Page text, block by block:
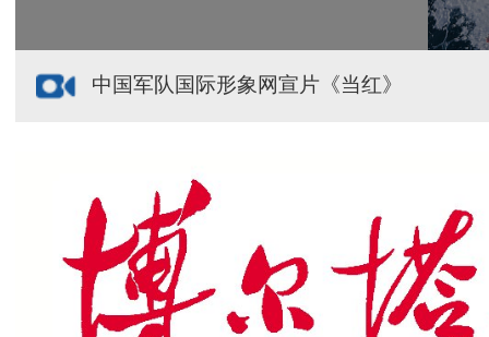
中国军队国际形象网宣片《当红》